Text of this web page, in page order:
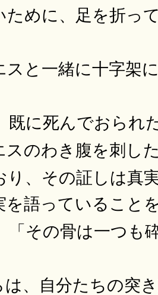
めに、足を折っ
と一緒に十字架
に死んでおられ
のわき腹を刺し
、その証しは真
語っていること
その骨は一つも
、自分たちの突